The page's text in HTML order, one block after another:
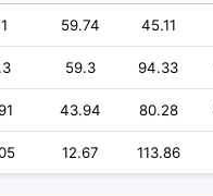
59.74 45.11
59.3 94.33
43.94 80.28
12.67 113.86